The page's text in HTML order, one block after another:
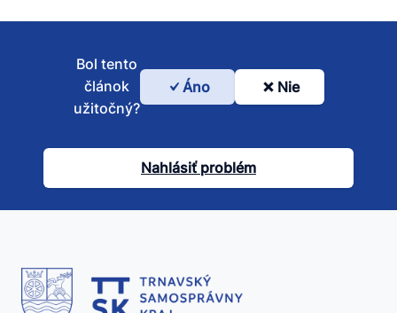
Bol
článok
užitočný?
Bol tento
článok
užitočný?
Áno Nie
Nahlásiť problém